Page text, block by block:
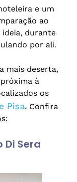
e um
ao
durante
por ali.
mais deserta,
à
os
Pisa. Confira
Sera